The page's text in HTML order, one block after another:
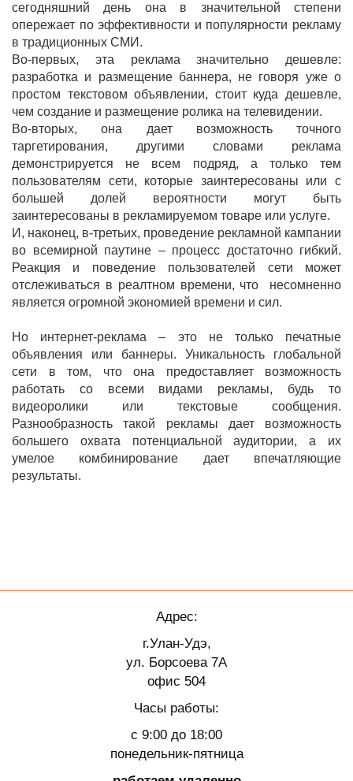
сегодняшний день она в значительной степени
опережает по эффективности и популярности рекламу
в традиционных СМИ.
Во-первых, эта реклама значительно дешевле:
разработка и размещение баннера, не говоря уже о
простом текстовом объявлении, стоит куда дешевле,
чем создание и размещение ролика на телевидении.
Во-вторых, она дает возможность точного
таргетирования, другими словами реклама
демонстрируется не всем подряд, а только тем
пользователям сети, которые заинтересованы или с
большей долей вероятности могут быть
заинтересованы в рекламируемом товаре или услуге.
И, наконец, в-третьих, проведение рекламной кампании
во всемирной паутине – процесс достаточно гибкий.
Реакция и поведение пользователей сети может
отслеживаться в реалтном времени, что несомненно
является огромной экономией времени и сил.
Но интернет-реклама – это не только печатные
объявления или баннеры. Уникальность глобальной
сети в том, что она предоставляет возможность
работать со всеми видами рекламы, будь то
видеоролики или текстовые сообщения.
Разнообразность такой рекламы дает возможность
большего охвата потенциальной аудитории, а их
умелое комбинирование дает впечатляющие
результаты.
Адрес:
г.Улан-Удэ,
ул. Борсоева 7А
офис 504
Часы работы:
с 9:00 до 18:00
понедельник-пятница